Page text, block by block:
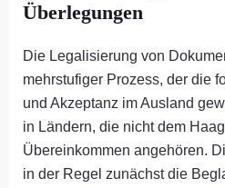
Überlegungen
Die Legalisierung von
mehrstufiger Prozess, der die
und Akzeptanz im Ausland
in Ländern, die nicht dem
Übereinkommen angehören.
in der Regel zunächst die